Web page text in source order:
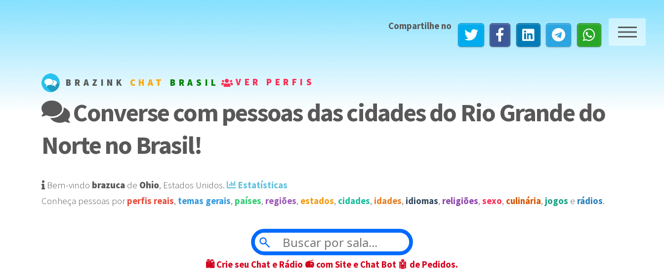
BRAZINK CHAT BRASIL VER PERFIS
Compartilhe no
Converse com pessoas das cidades do Rio Grande do
Norte no Brasil!
Bem-vindo brazucade Ohio, Estados Unidos️.
Estatísticas
Conheça pessoas porperfis reais, temas gerais, países, regiões, estados, cidades, idades, idiomas, religiões, sexo, culinária, jogos e rádios.
🛍 Crie seu Chat e Rádio 📻 com Site e Chat Bot 🤖 de Pedidos.